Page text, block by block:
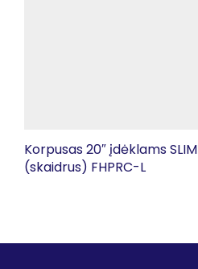
Korpusas 20″ įdėklams SLIM
(skaidrus) FHPRC-L